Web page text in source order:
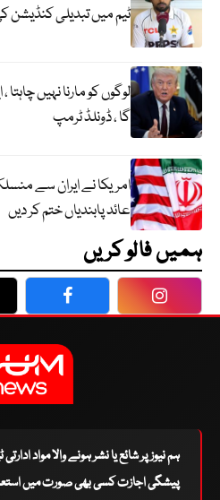
ٹیم میں تبدیلی کنڈیشن
لوگوں کو مارنا نہیں
گا ، ڈونلڈ ٹرمپ
عائد پابندیاں ختم کر دیں
ہمیں فالو کریں
Facebook
ہم نیوز پر شائع یا نشر ہونے والا مواد
پیشگی اجازت کسی بھی صورت میں